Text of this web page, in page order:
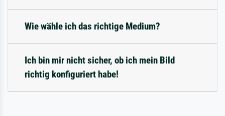
Wie wähle ich das richtige Medium?
Ich bin mir nicht sicher, ob ich mein Bild
richtig konfiguriert habe!